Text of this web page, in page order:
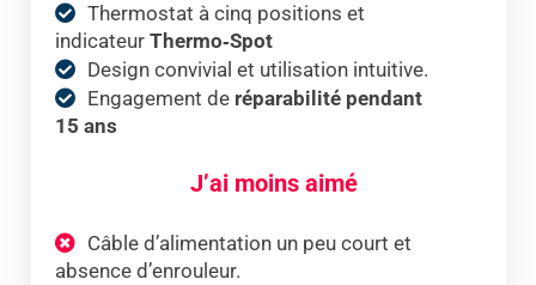
Thermostat à cinq positions et
indicateur Thermo‑Spot
Design convivial et utilisation intuitive.
Engagement de réparabilité pendant
15 ans
J’ai moins aimé
Câble d’alimentation un peu court et
absence d’enrouleur.